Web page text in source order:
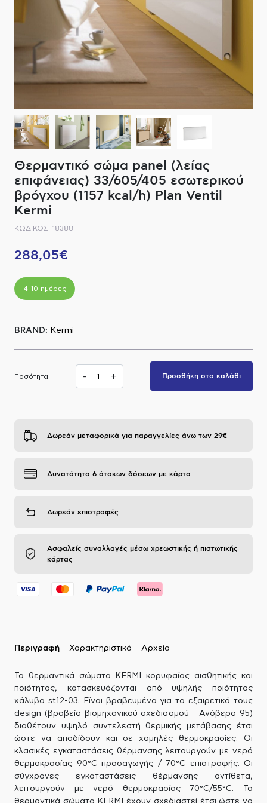
ΔΙΑΚΟΠΤΙΚΟ ΥΛΙΚΟ
ΕΞΟΠΛΙΣΜΟΣ ΘΕΡΜΑΝΣΗΣ
ΗΛΕΚΤΡΙΚΗ ΘΕΡΜΑΝΣΗ
ΦΙΛΤΡΑ ΜΠΑΝΙΟΥ
ΚΑΝΑΤΕΣ-ΠΑΓΟΥΡΙΑ ΦΙΛΤΡΟΥ
ΚΑΘΡΕΠΤΕΣ
ΚΑΜΠΙΝΕΣ
ΑΞΕΣΟΥΑΡ
ΣΤΗΛΕΣ - ΥΔΡΟΜΑΣΑΖ
ΚΑΖΑΝΑΚΙΑ
ΚΑΝΑΛΙΑ ΝΤΟΥΖΙΕΡΑΣ
ΕΞΑΡΤΗΜΑΤΑ ΝΤΟΥΣ
ΣΥΣΤΗΜΑΤΑ ΜΠΙΝΤΕ - FLUSH
ΗΛΕΚΤΡΟΝΙΚΕΣ ΜΠΑΤΑΡΙΕΣ
Α.Μ.Ε.Α
Θερμαντικό σώμα panel (λείας
επιφάνειας) 33/605/405 εσωτερικού
βρόγχου (1157 kcal/h) Plan Ventil
Kermi
ΚΩΔΙΚΟΣ: 18388
288,05€
4-10 ημέρες
BRAND: Kermi
Ποσότητα - + Προσθήκη στο καλάθι
Δωρεάν μεταφορικά για παραγγελίες άνω των 29€
Δυνατότητα 6 άτοκων δόσεων με κάρτα
Δωρεάν επιστροφές
Ασφαλείς συναλλαγές μέσω χρεωστικής ή πιστωτικής
κάρτας
Περιγραφή Χαρακτηριστικά Αρχεία
Τα θερμαντικά σώματα KERMI κορυφαίας αισθητικής και
ποιότητας, κατασκευάζονται από υψηλής ποιότητας
χάλυβα st12-03. Είναι βραβευμένα για το εξαιρετικό τους
design (βραβείο βιομηχανικού σχεδιασμού - Ανόβερο 95)
διαθέτουν υψηλό συντελεστή θερμικής μετάβασης έτσι
ώστε να αποδίδουν και σε χαμηλές θερμοκρασίες. Οι
κλασικές εγκαταστάσεις θέρμανσης λειτουργούν με νερό
θερμοκρασίας 90°C προσαγωγής / 70°C επιστροφής. Οι
σύγχρονες εγκαταστάσεις θέρμανσης αντίθετα,
λειτουργούν με νερό θερμοκρασίας 70°C/55°C. Τα